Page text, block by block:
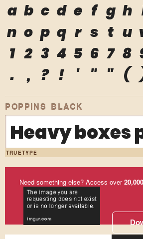
a b c d e f g h
n o p q r s t u
1 2 3 4 5 6 7 8
.
, ? ! ' " " (
POPPINS BLACK
Heavy boxes
TRUETYPE
Need something else? Access over20,000